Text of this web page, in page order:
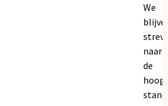
We
naar
de